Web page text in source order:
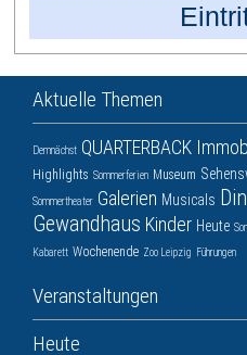
Aktuelle Themen
Demnächst QUARTERBACK
Highlights Sommerferien Museum
Sommertheater Galerien Musicals
Gewandhaus Kinder Heute
Kabarett Wochenende Zoo Leipzig Führungen
Veranstaltungen
Heute